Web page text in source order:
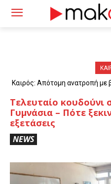
Καιρός: Απότομη ανατροπή με
Τελευταίο κουδούνι
Γυμνάσια – Πότε
εξετάσεις
NEWS